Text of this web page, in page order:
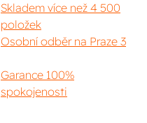
Skladem více než 4 500
položek
Osobní odběr na Praze 3
Garance 100%
spokojenosti